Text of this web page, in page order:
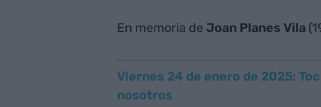
En memoria de Joan Planes Vila
Viernes 24 de enero de 2025:
nosotros